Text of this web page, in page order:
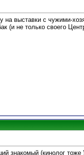
выставки с чужими-
(и не только своего
знакомый (кинолог